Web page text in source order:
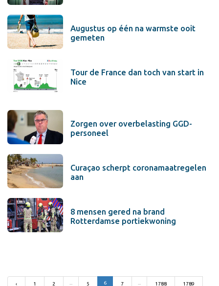
Augustus op één na warmste ooit
gemeten
Tour de France dan toch van start in
Nice
Zorgen over overbelasting GGD-
personeel
Curaçao scherpt coronamaatregelen
aan
8 mensen gered na brand
Rotterdamse portiekwoning
‹ 1 2 5 6 7 1788 1789